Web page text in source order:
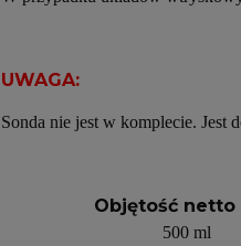
UWAGA:
Sonda nie jest w komplecie. Jest
Objętość
500 ml